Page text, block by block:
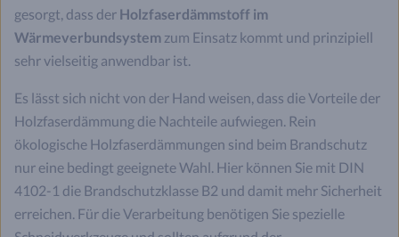
gesorgt, dass der Holzfaserdämmstoff im
Wärmeverbundsystem zum Einsatz kommt und prinzipiell
sehr vielseitig anwendbar ist.
Es lässt sich nicht von der Hand weisen, dass die Vorteile der
Holzfaserdämmung die Nachteile aufwiegen. Rein
ökologische Holzfaserdämmungen sind beim Brandschutz
nur eine bedingt geeignete Wahl. Hier können Sie mit DIN
4102-1 die Brandschutzklasse B2 und damit mehr Sicherheit
erreichen. Für die Verarbeitung benötigen Sie spezielle